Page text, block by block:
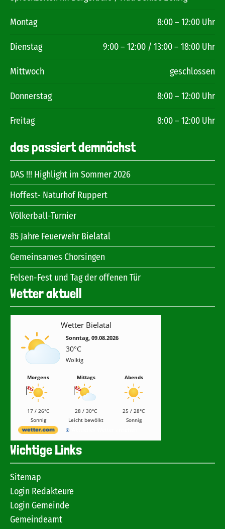
Montag 8:00 – 12:00 Uhr
Dienstag 9:00 – 12:00 / 13:00 – 18:00 Uhr
Mittwoch geschlossen
Donnerstag 8:00 – 12:00 Uhr
Freitag 8:00 – 12:00 Uhr
das passiert demnächst
DAS !!! Highlight im Sommer 2026
Hoffest- Naturhof Ruppert
Völkerball-Turnier
85 Jahre Feuerwehr Bielatal
Gemeinsames Chorsingen
Felsen-Fest und Tag der offenen Tür
Wetter aktuell
Wetter Bielatal
Sonntag, 09.08.2026
30°C
Wolkig
Morgens
17 / 26°C
Sonnig
Mittags
28 / 30°C
Leicht bewölkt
Abends
25 / 28°C
Sonnig
Wichtige Links
Sitemap
Login Redakteure
Login Gemeinde
Gemeindeamt